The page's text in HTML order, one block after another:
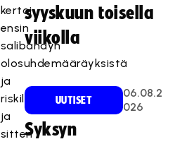
kertoi
ensin
salibandyn
olosuhdemääräyksistä
ja
riskiluokituksesta
ja
sitten
syyskuun toisella
viikolla
UUTISET
06.08.2
026
Syksyn